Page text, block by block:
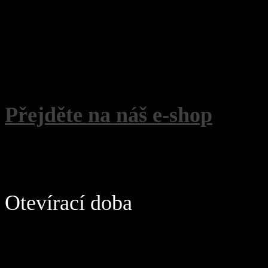
Přejděte na náš e-shop
Otevírací doba